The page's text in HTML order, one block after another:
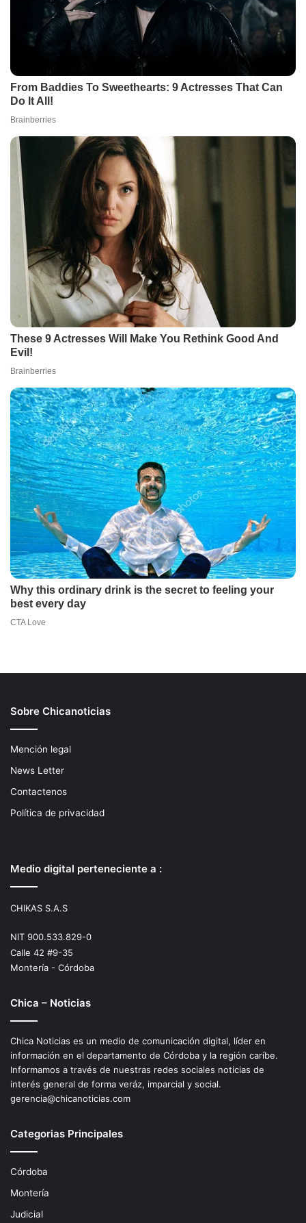
Sobre Chicanoticias
Mención legal
News Letter
Contactenos
Política de privacidad
Medio digital perteneciente a :
CHIKAS S.A.S
NIT 900.533.829-0
Calle 42 #9-35
Montería - Córdoba
Chica – Noticias
Chica Noticias es un medio de comunicación digital, líder en
información en el departamento de Córdoba y la región caríbe.
Informamos a través de nuestras redes sociales noticias de
interés general de forma veráz, imparcial y social.
gerencia@chicanoticias.com
Categorias Principales
Córdoba
Montería
Judicial